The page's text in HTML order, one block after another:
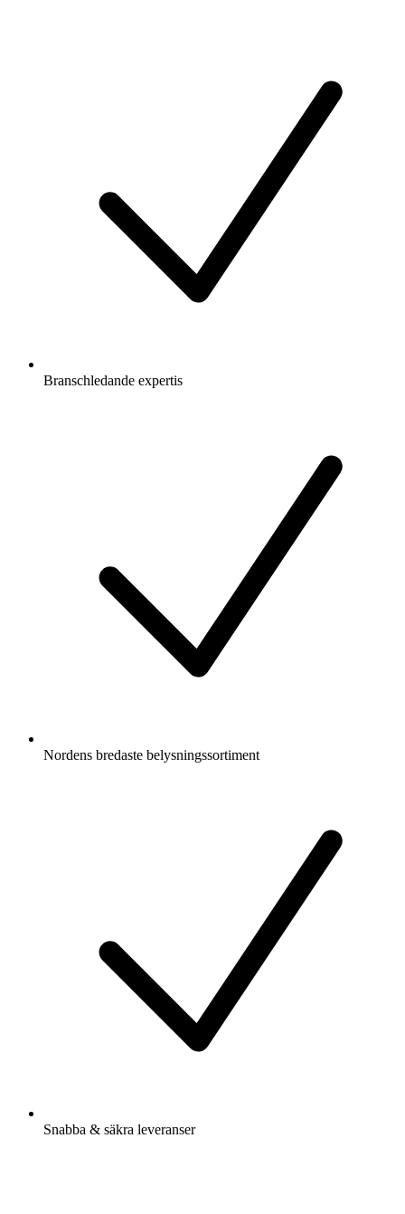
Branschledande expertis
Nordens bredaste belysningssortiment
Snabba & säkra leveranser